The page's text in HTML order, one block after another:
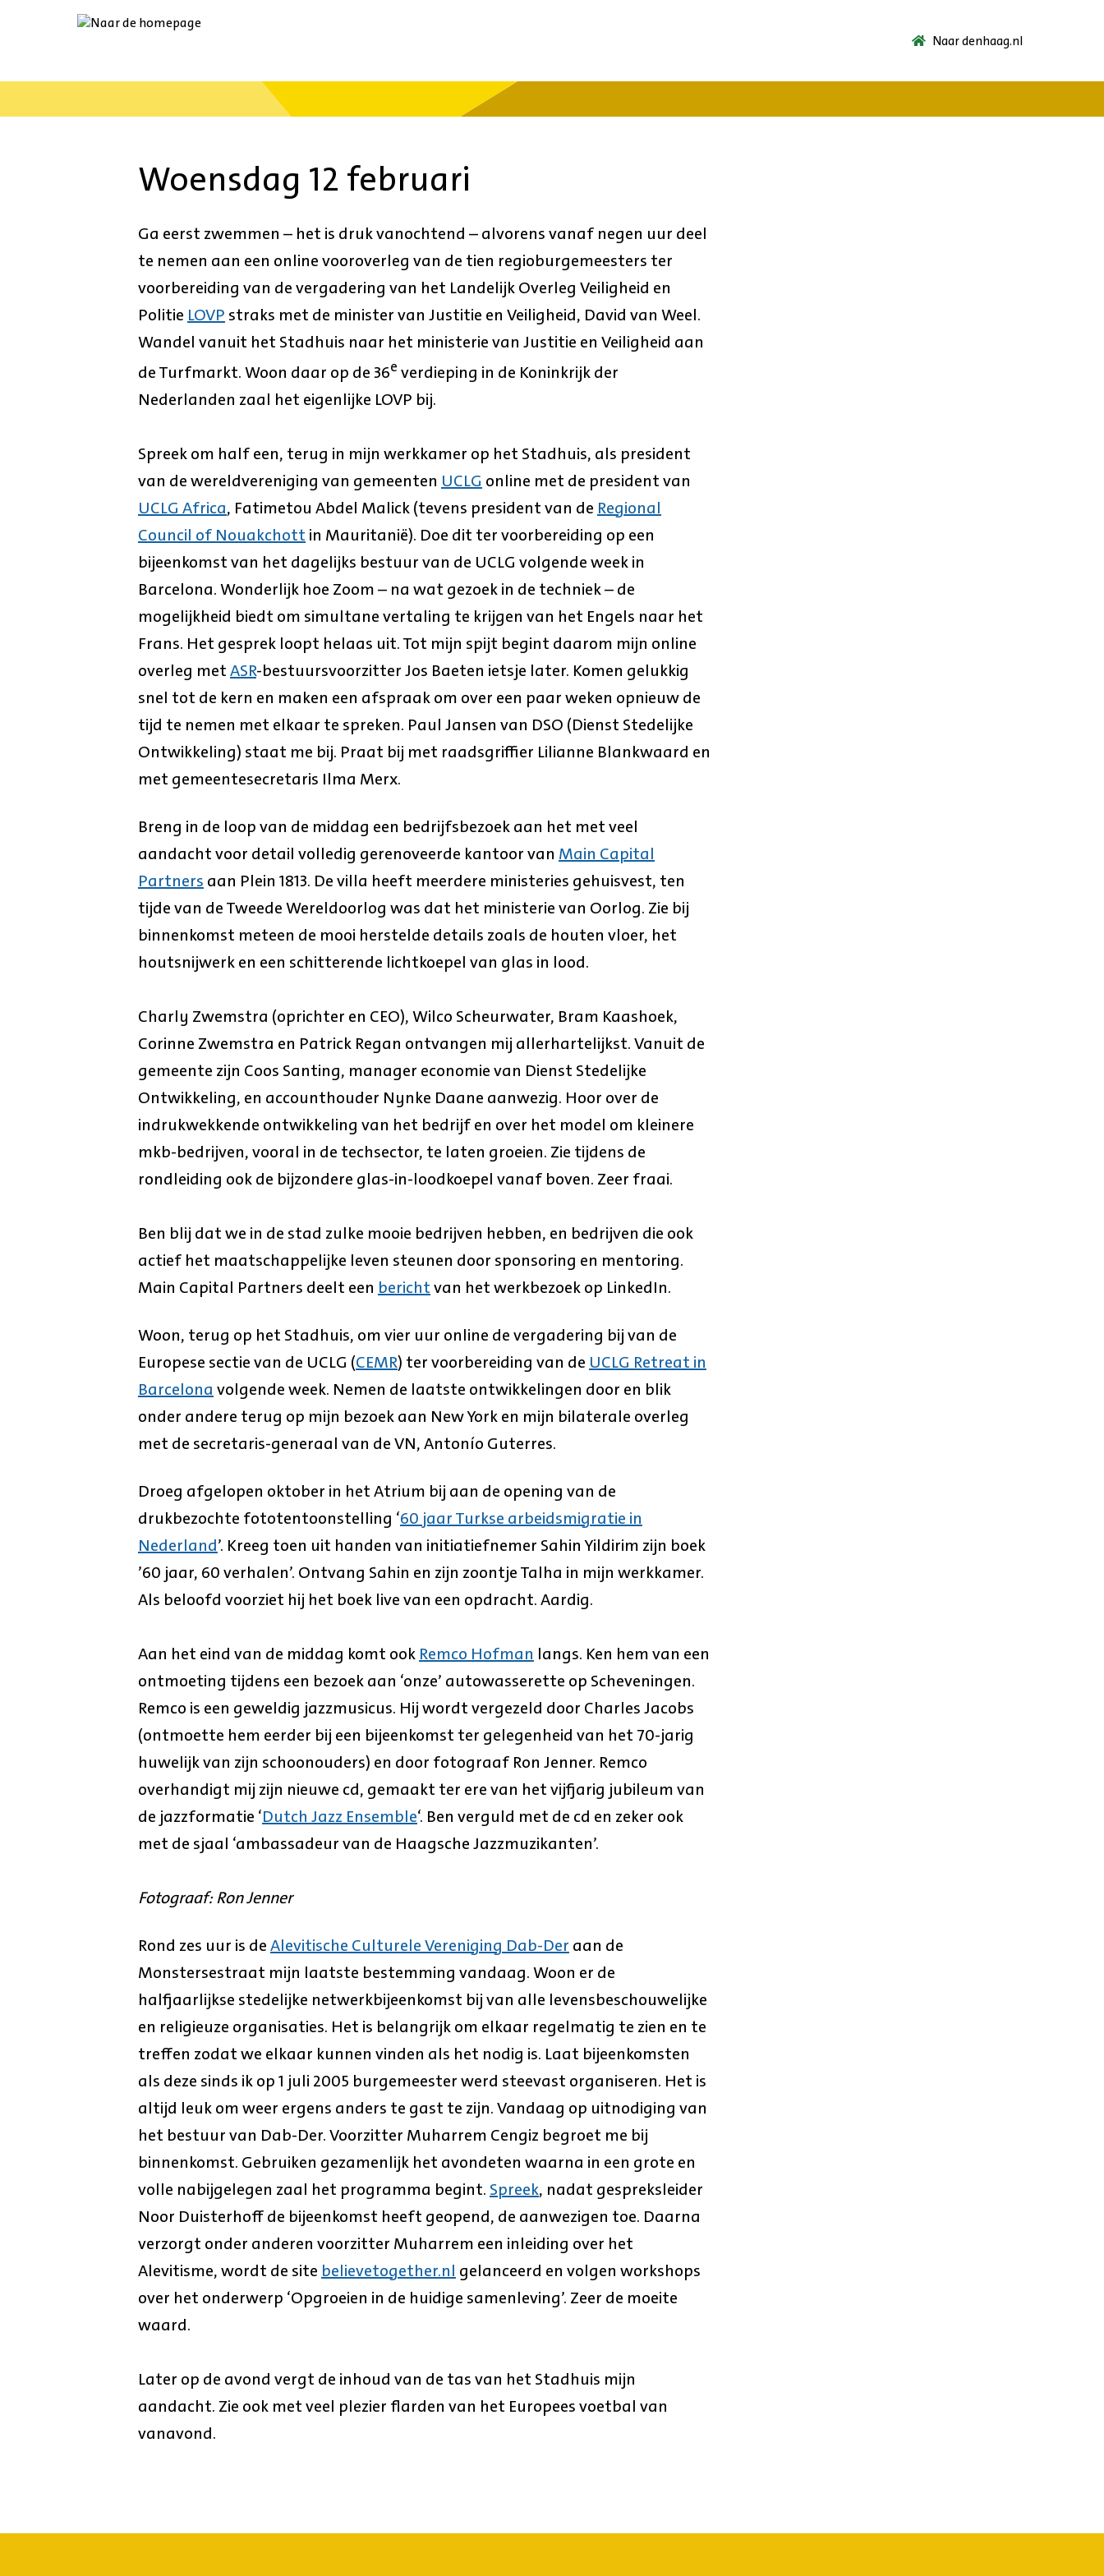
de
Naar denhaag.nl
Woensdag 12 februari
Ga eerst zwemmen – het is druk vanochtend – alvorens vanaf negen uur deel
te nemen aan een online vooroverleg van de tien regioburgemeesters ter
voorbereiding van de vergadering van het Landelijk Overleg Veiligheid en
Politie LOVP straks met de minister van Justitie en Veiligheid, David van Weel.
Wandel vanuit het Stadhuis naar het ministerie van Justitie en Veiligheid aan
de Turfmarkt. Woon daar op de 36e verdieping in de Koninkrijk der
Nederlanden zaal het eigenlijke LOVP bij.
Spreek om half een, terug in mijn werkkamer op het Stadhuis, als president
van de wereldvereniging van gemeenten UCLG online met de president van
UCLG Africa, Fatimetou Abdel Malick (tevens president van de Regional
Council of Nouakchott in Mauritanië). Doe dit ter voorbereiding op een
bijeenkomst van het dagelijks bestuur van de UCLG volgende week in
Barcelona. Wonderlijk hoe Zoom – na wat gezoek in de techniek – de
mogelijkheid biedt om simultane vertaling te krijgen van het Engels naar het
Frans. Het gesprek loopt helaas uit. Tot mijn spijt begint daarom mijn online
overleg metASR-bestuursvoorzitter Jos Baeten ietsje later. Komen gelukkig
snel tot de kern en maken een afspraak om over een paar weken opnieuw de
tijd te nemen met elkaar te spreken. Paul Jansen van DSO (Dienst Stedelijke
Ontwikkeling) staat me bij. Praat bij met raadsgriffier Lilianne Blankwaard en
met gemeentesecretaris Ilma Merx.
Breng in de loop van de middag een bedrijfsbezoek aan het met veel
aandacht voor detail volledig gerenoveerde kantoor van Main Capital
Partners aan Plein 1813. De villa heeft meerdere ministeries gehuisvest, ten
tijde van de Tweede Wereldoorlog was dat het ministerie van Oorlog. Zie bij
binnenkomst meteen de mooi herstelde details zoals de houten vloer, het
houtsnijwerk en een schitterende lichtkoepel van glas in lood.
Charly Zwemstra (oprichter en CEO), Wilco Scheurwater, Bram Kaashoek,
Corinne Zwemstra en Patrick Regan ontvangen mij allerhartelijkst. Vanuit de
gemeente zijn Coos Santing, manager economie van Dienst Stedelijke
Ontwikkeling, en accounthouder Nynke Daane aanwezig. Hoor over de
indrukwekkende ontwikkeling van het bedrijf en over het model om kleinere
mkb-bedrijven, vooral in de techsector, te laten groeien. Zie tijdens de
rondleiding ook de bijzondere glas-in-loodkoepel vanaf boven. Zeer fraai.
Ben blij dat we in de stad zulke mooie bedrijven hebben, en bedrijven die ook
actief het maatschappelijke leven steunen door sponsoring en mentoring.
Main Capital Partners deelt een berichtvan het werkbezoek op LinkedIn.
Woon, terug op het Stadhuis, om vier uur online de vergadering bij van de
Europese sectie van de UCLG (CEMR) ter voorbereiding van de UCLG Retreat in
Barcelona volgende week. Nemen de laatste ontwikkelingen door en blik
onder andere terug op mijn bezoek aan New York en mijn bilaterale overleg
met de secretaris-generaal van de VN, Antonío Guterres.
Droeg afgelopen oktober in het Atrium bij aan de opening van de
drukbezochte fototentoonstelling ‘60 jaar Turkse arbeidsmigratie in
Nederland’. Kreeg toen uit handen van initiatiefnemer Sahin Yildirim zijn boek
’60 jaar, 60 verhalen’. Ontvang Sahin en zijn zoontje Talha in mijn werkkamer.
Als beloofd voorziet hij het boek live van een opdracht. Aardig.
Aan het eind van de middag komt ook Remco Hofman langs. Ken hem van een
ontmoeting tijdens een bezoek aan ‘onze’ autowasserette op Scheveningen.
Remco is een geweldig jazzmusicus. Hij wordt vergezeld door Charles Jacobs
(ontmoette hem eerder bij een bijeenkomst ter gelegenheid van het 70-jarig
huwelijk van zijn schoonouders) en door fotograaf Ron Jenner. Remco
overhandigt mij zijn nieuwe cd, gemaakt ter ere van het vijfjarig jubileum van
de jazzformatie ‘Dutch Jazz Ensemble‘. Ben verguld met de cd en zeker ook
met de sjaal ‘ambassadeur van de Haagsche Jazzmuzikanten’.
Fotograaf: Ron Jenner
Rond zes uur is deAlevitische Culturele Vereniging Dab-Der aan de
Monstersestraat mijn laatste bestemming vandaag. Woon er de
halfjaarlijkse stedelijke netwerkbijeenkomst bij van alle levensbeschouwelijke
en religieuze organisaties. Het is belangrijk om elkaar regelmatig te zien en te
treffen zodat we elkaar kunnen vinden als het nodig is. Laat bijeenkomsten
als deze sinds ik op 1 juli 2005 burgemeester werd steevast organiseren. Het is
altijd leuk om weer ergens anders te gast te zijn. Vandaag op uitnodiging van
het bestuur van Dab-Der. Voorzitter Muharrem Cengiz begroet me bij
binnenkomst. Gebruiken gezamenlijk het avondeten waarna in een grote en
volle nabijgelegen zaal het programma begint. Spreek, nadat gespreksleider
Noor Duisterhoff de bijeenkomst heeft geopend, de aanwezigen toe. Daarna
verzorgt onder anderen voorzitter Muharrem een inleiding over het
Alevitisme, wordt de site believetogether.nl gelanceerd en volgen workshops
over het onderwerp ‘Opgroeien in de huidige samenleving’. Zeer de moeite
waard.
Later op de avond vergt de inhoud van de tas van het Stadhuis mijn
aandacht. Zie ook met veel plezier flarden van het Europees voetbal van
vanavond.